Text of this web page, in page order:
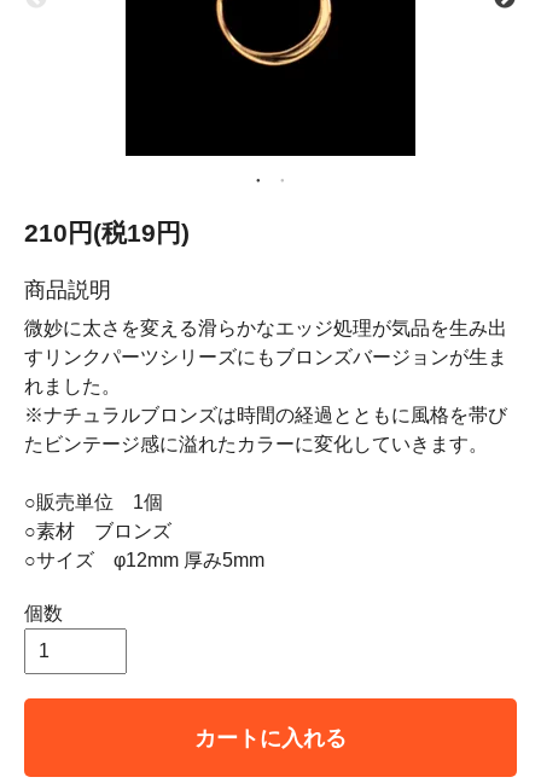
210円(税19円)
商品説明
微妙に太さを変える滑らかなエッジ処理が気品を生み出
すリンクパーツシリーズにもブロンズバージョンが生ま
れました。
※ナチュラルブロンズは時間の経過とともに風格を帯び
たビンテージ感に溢れたカラーに変化していきます。
○販売単位 1個
○素材 ブロンズ
○サイズ φ12mm 厚み5mm
個数
カートに入れる